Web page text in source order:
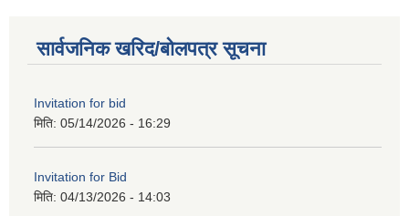
सार्वजनिक खरिद/बोलपत्र सूचना
Invitation for bid
मिति: 05/14/2026 - 16:29
Invitation for Bid
मिति: 04/13/2026 - 14:03